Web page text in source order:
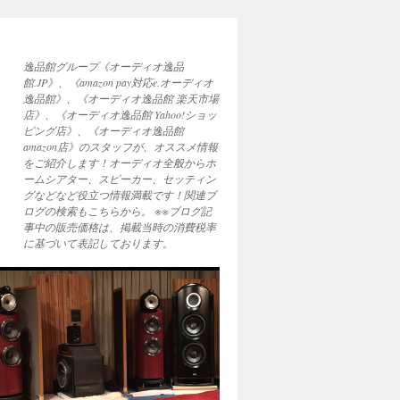
逸品館グループ《オーディオ逸品
館.JP》、《amazon pay対応e.オーディオ
逸品館》、《オーディオ逸品館 楽天市場
店》、《オーディオ逸品館 Yahoo!ショッ
ピング店》、《オーディオ逸品館
amazon店》のスタッフが、オススメ情報
をご紹介します！オーディオ全般からホ
ームシアター、スピーカー、セッティン
グなどなど役立つ情報満載です！関連ブ
ログの検索もこちらから。 ※※ブログ記
事中の販売価格は、掲載当時の消費税率
に基づいて表記しております。